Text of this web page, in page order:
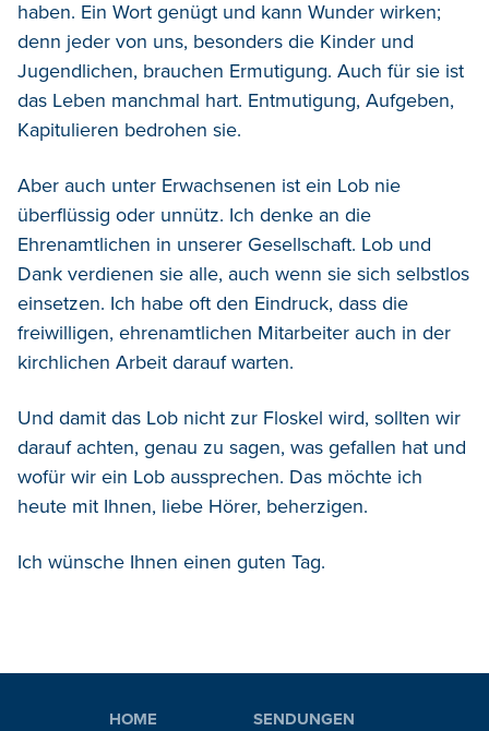
haben. Ein Wort genügt und kann Wunder wirken;
denn jeder von uns, besonders die Kinder und
Jugendlichen, brauchen Ermutigung. Auch für sie ist
das Leben manchmal hart. Entmutigung, Aufgeben,
Kapitulieren bedrohen sie.
Aber auch unter Erwachsenen ist ein Lob nie
überflüssig oder unnütz. Ich denke an die
Ehrenamtlichen in unserer Gesellschaft. Lob und
Dank verdienen sie alle, auch wenn sie sich selbstlos
einsetzen. Ich habe oft den Eindruck, dass die
freiwilligen, ehrenamtlichen Mitarbeiter auch in der
kirchlichen Arbeit darauf warten.
Und damit das Lob nicht zur Floskel wird, sollten wir
darauf achten, genau zu sagen, was gefallen hat und
wofür wir ein Lob aussprechen. Das möchte ich
heute mit Ihnen, liebe Hörer, beherzigen.
Ich wünsche Ihnen einen guten Tag.
HOME
SENDUNGEN